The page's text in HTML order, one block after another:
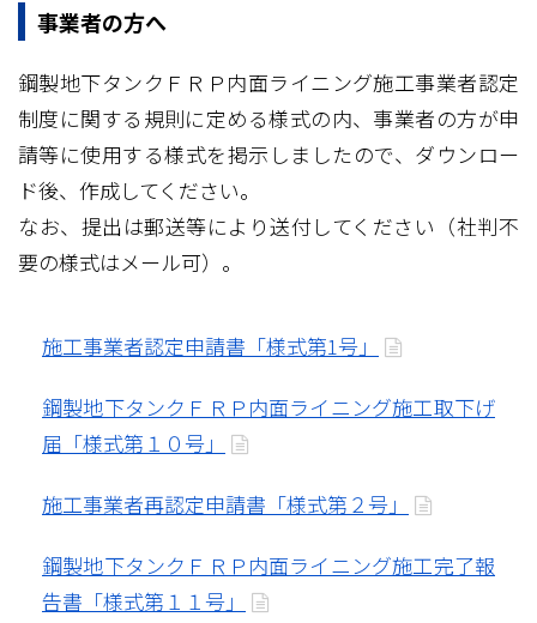
事業者の方へ
鋼製地下タンクＦＲＰ内面ライニング施工事業者認定
制度に関する規則に定める様式の内、事業者の方が申
請等に使用する様式を掲示しましたので、ダウンロー
ド後、作成してください。
なお、提出は郵送等により送付してください（社判不
要の様式はメール可）。
施工事業者認定申請書「様式第1号」
鋼製地下タンクＦＲＰ内面ライニング施工取下げ
届「様式第１０号」
施工事業者再認定申請書「様式第２号」
鋼製地下タンクＦＲＰ内面ライニング施工完了報
告書「様式第１１号」